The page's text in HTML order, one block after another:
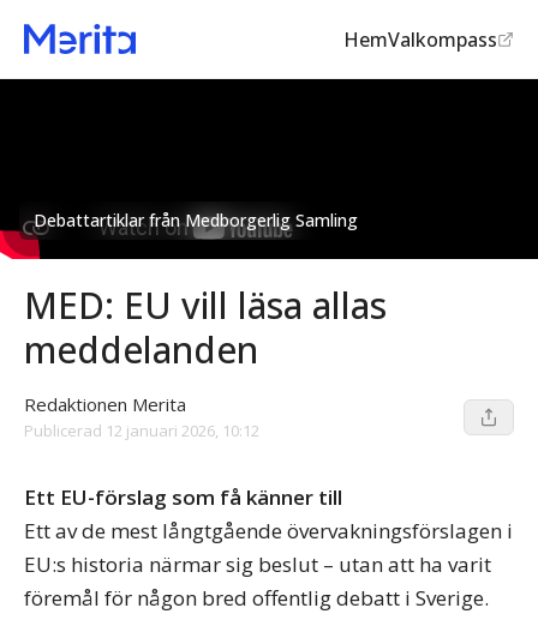
HemValkompass
Debattartiklar från Medborgerlig Samling
MED: EU vill läsa allas
meddelanden
Redaktionen Merita
Publicerad 12 januari 2026, 10:12
Ett EU-förslag som få känner till
Ett av de mest långtgående övervakningsförslagen i
EU:s historia närmar sig beslut – utan att ha varit
föremål för någon bred offentlig debatt i Sverige.